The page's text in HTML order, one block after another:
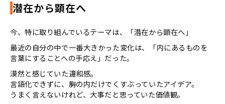
潜在から顕在へ
今、特に取り組んでいるテーマは、「潜在から顕在へ」
最近の自分の中で一番大きかった変化は、「内にあるものを
言葉にすることへの手応え」だった。
漠然と感じていた違和感。
言語化できずに、胸の内だけでくすぶっていたアイデア。
うまく言えないけれど、大事だと思っていた価値観。